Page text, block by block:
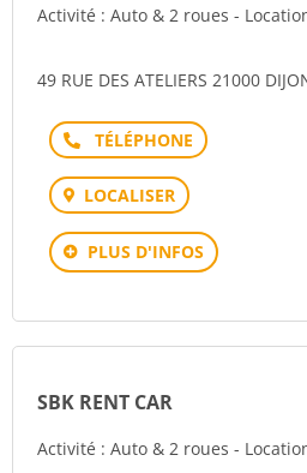
Activité : Auto & 2 roues -
49 RUE DES ATELIERS 21000
Téléphone
LOCALISER
PLUS D'INFOS
SBK RENT CAR
Activité : Auto & 2 roues -